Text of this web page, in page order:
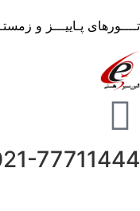
تــــورهای پـاییـــز و
77711444